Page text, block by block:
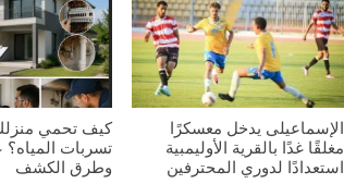
الإسماعیلی یدخل معسكرًا
مغلقًا غدًا بالقرية الأوليمبية
استعدادًا لدوري المحترفين
كيف تحمي
تسربات المياه؟
وطرق الكشف